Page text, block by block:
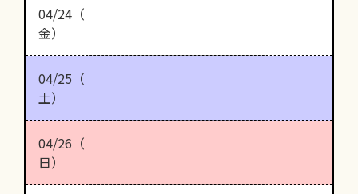
04/24（
金）
04/25（
土）
04/26（
日）